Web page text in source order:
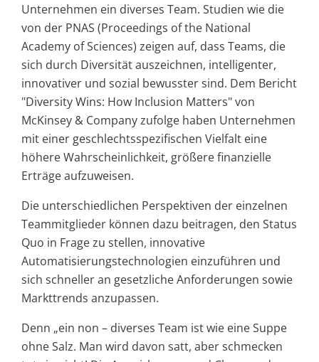
Unternehmen ein diverses Team. Studien wie die
von der PNAS (Proceedings of the National
Academy of Sciences) zeigen auf, dass Teams, die
sich durch Diversität auszeichnen, intelligenter,
innovativer und sozial bewusster sind. Dem Bericht
"Diversity Wins: How Inclusion Matters" von
McKinsey & Company zufolge haben Unternehmen
mit einer geschlechtsspezifischen Vielfalt eine
höhere Wahrscheinlichkeit, größere finanzielle
Erträge aufzuweisen.
Die unterschiedlichen Perspektiven der einzelnen
Teammitglieder können dazu beitragen, den Status
Quo in Frage zu stellen, innovative
Automatisierungstechnologien einzuführen und
sich schneller an gesetzliche Anforderungen sowie
Markttrends anzupassen.
Denn „ein non – diverses Team ist wie eine Suppe
ohne Salz. Man wird davon satt, aber schmecken